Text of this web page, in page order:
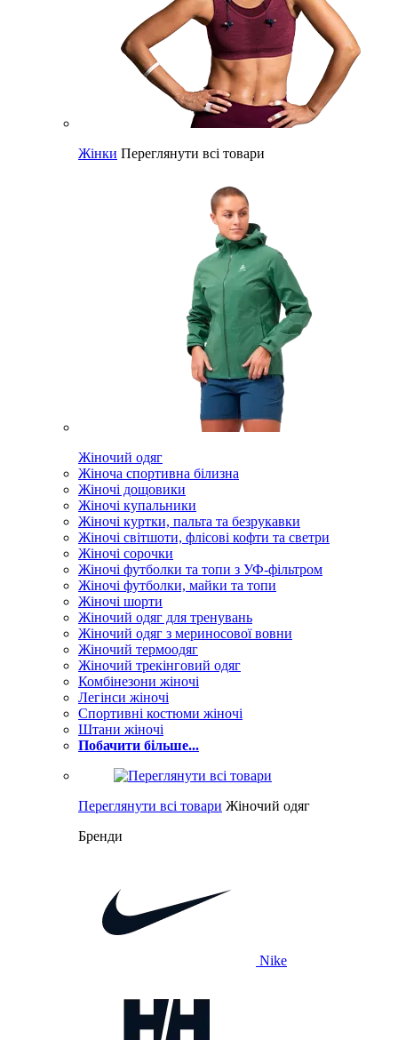
Жінки Переглянути всі товари
Жіночий одяг
Жіноча спортивна білизна
Жіночі дощовики
Жіночі купальники
Жіночі куртки, пальта та безрукавки
Жіночі світшоти, флісові кофти та светри
Жіночі сорочки
Жіночі футболки та топи з УФ-фільтром
Жіночі футболки, майки та топи
Жіночі шорти
Жіночий одяг для тренувань
Жіночий одяг з мериносової вовни
Жіночий термоодяг
Жіночий трекінговий одяг
Комбінезони жіночі
Легінси жіночі
Спортивні костюми жіночі
Штани жіночі
Побачити більше...
Переглянути всі товари Жіночий одяг
Бренди
Nike